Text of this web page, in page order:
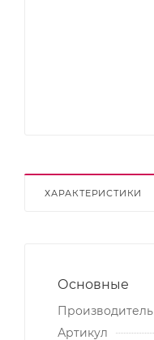
ХАРАКТЕРИСТИКИ
Основные
Производитель
Артикул